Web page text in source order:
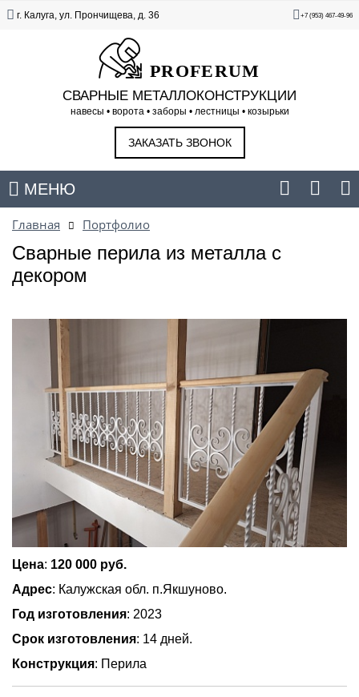
г. Калуга, ул. Прончищева, д. 36 +7 (953) 467-49-96
PROFERUM
СВАРНЫЕ МЕТАЛЛОКОНСТРУКЦИИ
навесы • ворота • заборы • лестницы • козырьки
ЗАКАЗАТЬ ЗВОНОК
МЕНЮ
Главная Портфолио
Сварные перила из металла с
декором
Цена: 120 000 руб.
Адрес: Калужская обл. п.Якшуново.
Год изготовления: 2023
Срок изготовления: 14 дней.
Конструкция: Перила